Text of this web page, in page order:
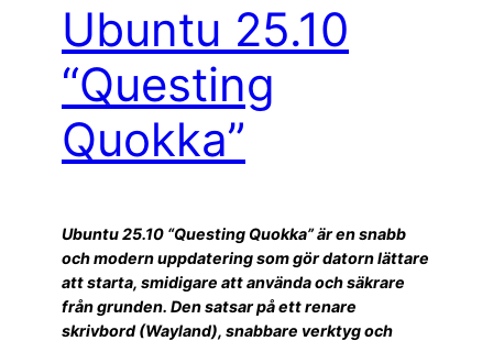
Ubuntu 25.10
“Questing
Quokka”
Ubuntu 25.10 “Questing Quokka” är en snabb
och modern uppdatering som gör datorn lättare
att starta, smidigare att använda och säkrare
från grunden. Den satsar på ett renare
skrivbord (Wayland), snabbare verktyg och